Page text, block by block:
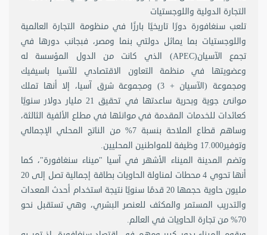
التجارة الدولية واللوجستيات
تلعب سنغافورة دورًا تاريخيًا بارزًا في منظومة التجارة العالمية
واللوجستيات بما يماثل دولتي بنما ومصر، فبجانب دورها في
تجمع الآسيان(APEC) الذي كانت من الدول المؤسسة له
وعضويتها في منظمة التعاون الاقتصادي للآسيا باسيفيك
ومجموعة (الآسيان + 3) ومجموعة شرق آسيا، إلا أنها تملك
موانئ جوية وبحرية ساعدتها في تحقيق 21 مليار دولار سنويًا
كعائدات للخدمات المقدمة في موانئها في مطلع الألفية الثالثة،
وساهم قطاع الملاحة بنسبة 7% من الناتج المحلي الإجمالي
وتوفير17.000 وظيفة للمواطنين المحليين.
وتضم المدينة الميناء الأشهر في آسيا "ميناء سنغافورة"، كما
أنها تحوي 4 محطات لمناولة الحاويات بطاقة إجمالية تصل إلى 20
مليون حاوية حجمها 20 قدمًا سنويًا نتيجة استخدام أحدث المعدات
والتدريب المستمر والمكثف للعنصر البشري، وهي تستقبل نحو
70% من تجارة الحاويات في العالم.